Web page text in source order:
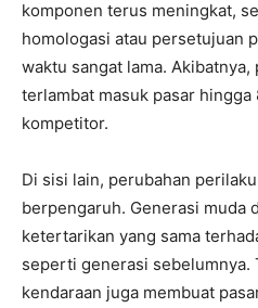
komponen terus meningkat,
homologasi atau persetujuan
waktu sangat lama.
terlambat masuk pasar
kompetitor.
Di sisi lain, perubahan
berpengaruh. Generasi muda
ketertarikan yang sama
seperti generasi sebelumnya.
kendaraan juga membuat